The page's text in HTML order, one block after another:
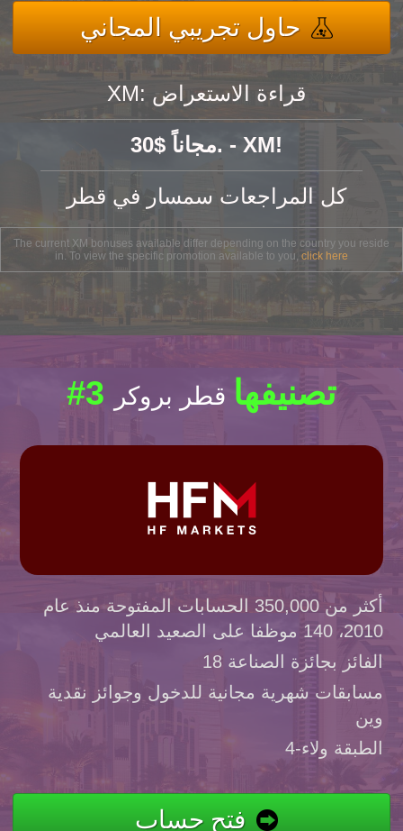
حاول تجريبي المجاني
XM: قراءة الاستعراض
30$ مجاناً. - XM!
كل المراجعات سمسار في قطر
The current XM bonuses available differ depending on the country you reside
in. To view the specific promotion available to you, click here
#3 تصنيفها قطر بروكر
أكثر من 350,000 الحسابات المفتوحة منذ عام
2010، 140 موظفا على الصعيد العالمي
الفائز بجائزة الصناعة 18
مسابقات شهرية مجانية للدخول وجوائز نقدية
وين
4-الطبقة ولاء
فتح حساب